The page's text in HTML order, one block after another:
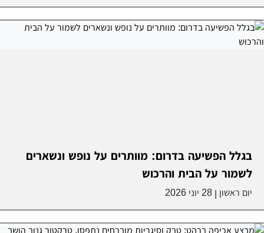
בגלל הפשיעה בדרום: מוותרים על נופש ונשארים
לשמור על הבית והרכוש
יום ראשון 28 יוני 2026